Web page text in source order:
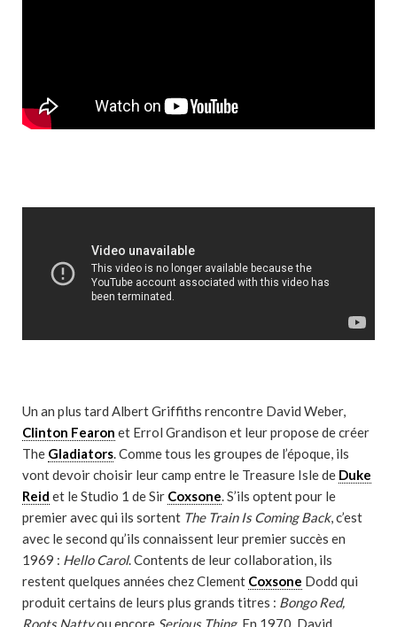
Un an plus tard Albert Griffiths rencontre David Weber,
Clinton Fearon et Errol Grandison et leur propose de créer
The Gladiators. Comme tous les groupes de l’époque, ils
vont devoir choisir leur camp entre le Treasure Isle de Duke
Reid et le Studio 1 de Sir Coxsone. S’ils optent pour le
premier avec qui ils sortent The Train Is Coming Back, c’est
avec le second qu’ils connaissent leur premier succès en
1969 : Hello Carol. Contents de leur collaboration, ils
restent quelques années chez Clement Coxsone Dodd qui
produit certains de leurs plus grands titres : Bongo Red,
Roots Nattyou encore Serious Thing. En 1970, David